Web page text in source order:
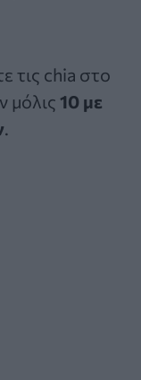
τις chia στο
μόλις 10 με
.